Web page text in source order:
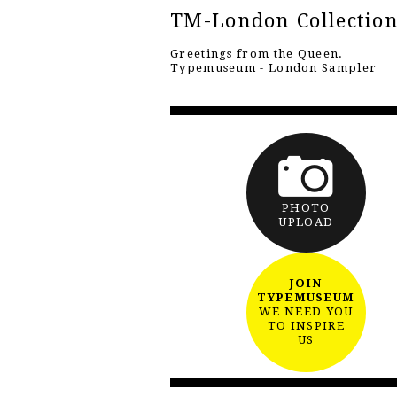
TM-London
Greetings from the Queen.
Typemuseum - London Sampler
PHOTO
UPLOAD
JOIN
TYPEMUSEUM
WE NEED YOU
TO INSPIRE
US